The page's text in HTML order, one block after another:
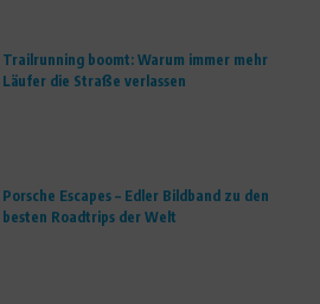
Trailrunning boomt: Warum immer mehr
Läufer die Straße verlassen
Porsche Escapes – Edler Bildband zu den
besten Roadtrips der Welt